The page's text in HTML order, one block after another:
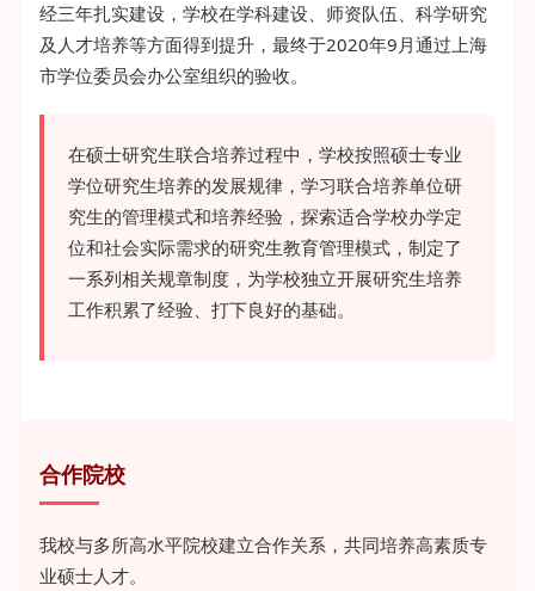
经三年扎实建设，学校在学科建设、师资队伍、科学研究
及人才培养等方面得到提升，最终于2020年9月通过上海
市学位委员会办公室组织的验收。
在硕士研究生联合培养过程中，学校按照硕士专业
学位研究生培养的发展规律，学习联合培养单位研
究生的管理模式和培养经验，探索适合学校办学定
位和社会实际需求的研究生教育管理模式，制定了
一系列相关规章制度，为学校独立开展研究生培养
工作积累了经验、打下良好的基础。
合作院校
我校与多所高水平院校建立合作关系，共同培养高素质专
业硕士人才。